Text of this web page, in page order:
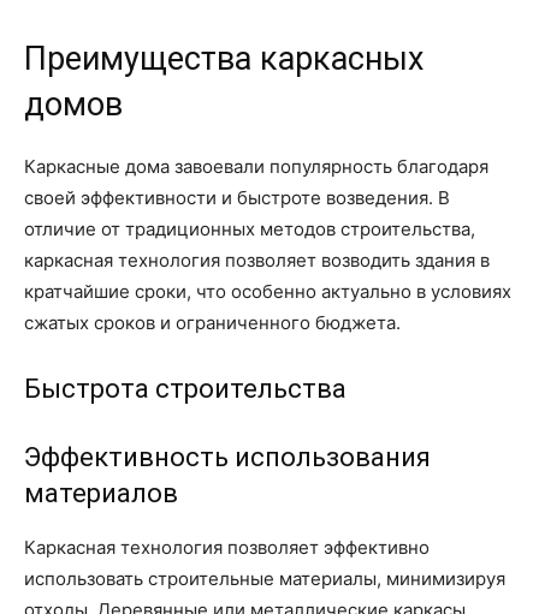
Преимущества каркасных
домов
Каркасные дома завоевали популярность благодаря
своей эффективности и быстроте возведения. В
отличие от традиционных методов строительства,
каркасная технология позволяет возводить здания в
кратчайшие сроки, что особенно актуально в условиях
сжатых сроков и ограниченного бюджета.
Быстрота строительства
Эффективность использования
материалов
Каркасная технология позволяет эффективно
использовать строительные материалы, минимизируя